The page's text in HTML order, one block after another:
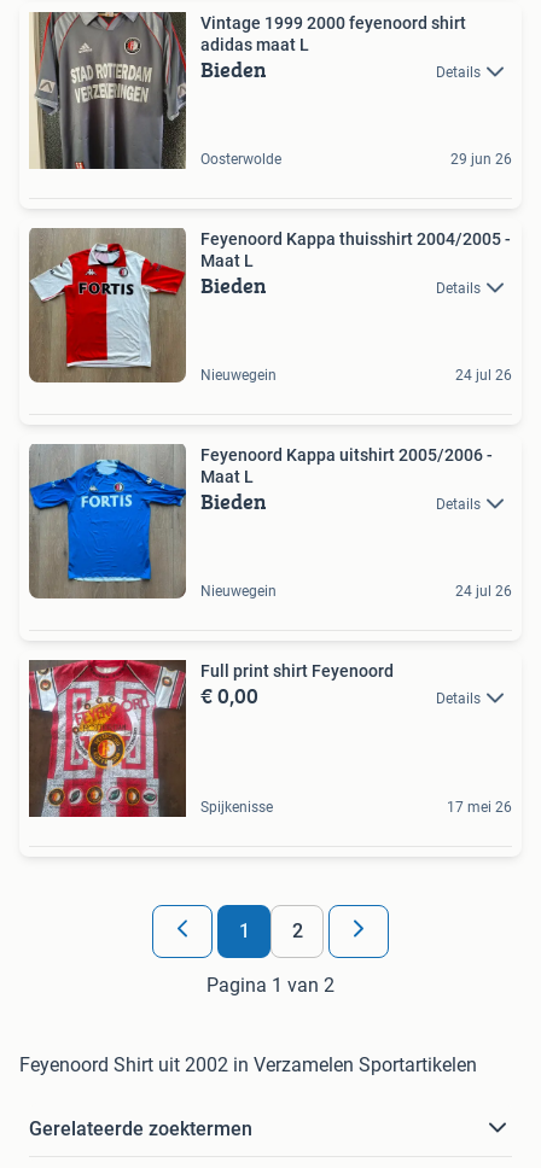
Vintage 1999 2000 feyenoord shirt
adidas maat L
Bieden Details
Oosterwolde 29 jun 26
Feyenoord Kappa thuisshirt 2004/2005 -
Maat L
Bieden Details
Nieuwegein 24 jul 26
Feyenoord Kappa uitshirt 2005/2006 -
Maat L
Bieden Details
Nieuwegein 24 jul 26
Full print shirt Feyenoord
€ 0,00 Details
Spijkenisse 17 mei 26
1 2
Pagina 1 van 2
Feyenoord Shirt uit 2002 in Verzamelen Sportartikelen
Gerelateerde zoektermen